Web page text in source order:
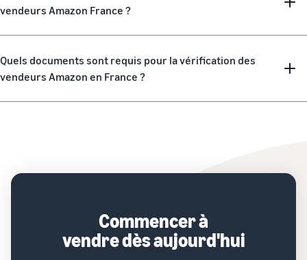
vendeurs Amazon France ?
Quels documents sont requis pour la vérification des
vendeurs Amazon en France ?
Commencer à
vendre dès aujourd'hui